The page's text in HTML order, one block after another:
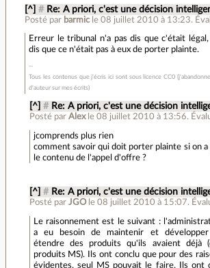
[^] # Re: A priori, c'est une décision
Posté par barmic le 08 juillet 2010 à 13:23.
Erreur le tribunal n'a pas dis que c'était
dis que ce n'était pas à eux de porter plainte.
Tous les contenus que j'écris ici sont sous licence CC0
d'auteur sur mes écrits)
[^] # Re: A priori, c'est une décision
Posté par Alex le 08 juillet 2010 à 13:56.
jcomprends plus rien
comment savoir qui doit porter plainte si on a
le contenu de l'appel d'offre ?
[^] # Re: A priori, c'est une décision
Posté par JGO le 08 juillet 2010 à 15:07.
Le raisonnement est le suivant :
a eu besoin de maintenir et
étendre des produits qu'ils avaient déjà
produits MS). Ils ont conclu que pour des
évidentes, seul MS pouvait le faire. Ils ont